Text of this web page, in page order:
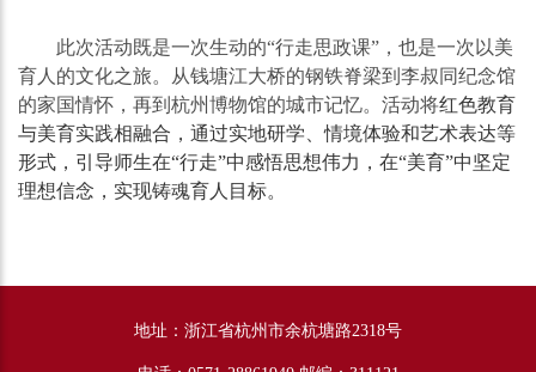
此次活动既是一次生动的“行走思政课”，也是一次以美
育人的文化之旅。从钱塘江大桥的钢铁脊梁到李叔同纪念馆
的家国情怀，再到杭州博物馆的城市记忆。活动将红色教育
与美育实践相融合，通过实地研学、情境体验和艺术表达等
形式，引导师生在“行走”中感悟思想伟力，在“美育”中坚定
理想信念，实现铸魂育人目标。
地址：浙江省杭州市余杭塘路2318号